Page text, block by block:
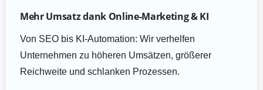
Mehr Umsatz dank Online-Marketing & KI
Von SEO bis KI-Automation: Wir verhelfen
Unternehmen zu höheren Umsätzen, größerer
Reichweite und schlanken Prozessen.